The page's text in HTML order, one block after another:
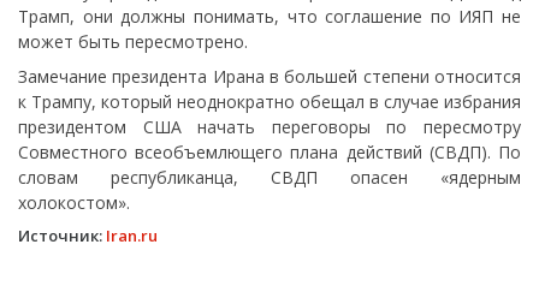
Трамп, они должны понимать, что соглашение по ИЯП не
может быть пересмотрено.
Замечание президента Ирана в большей степени относится
к Трампу, который неоднократно обещал в случае избрания
президентом США начать переговоры по пересмотру
Совместного всеобъемлющего плана действий (СВДП). По
словам республиканца, СВДП опасен «ядерным
холокостом».
Источник: Iran.ru